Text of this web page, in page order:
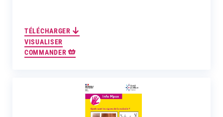
TÉLÉCHARGER
VISUALISER
COMMANDER